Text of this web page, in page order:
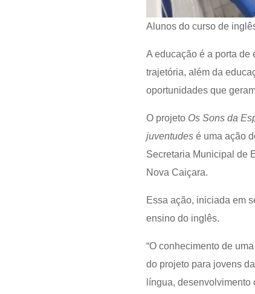
Alunos do curso de
A educação é a porta
trajetória, além da
oportunidades que
O projetoOs Sons da
juventudes é uma ação
Secretaria Municipal de
Nova Caiçara.
Essa ação, iniciada em
ensino do inglês.
“O conhecimento de
do projeto para jovens
língua,